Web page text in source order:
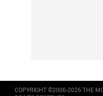
COPYRIGHT ©2006-2026 THE